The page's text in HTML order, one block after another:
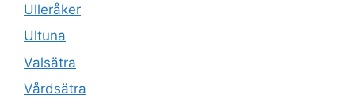
Ulleråker
Ultuna
Valsätra
Vårdsätra